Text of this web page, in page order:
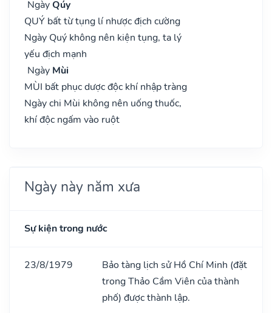
NgàyQúy
QUÝ bất từ tụng lí nhược địch cường
Ngày Quý không nên kiện tụng, ta lý
yếu địch mạnh
Ngày Mùi
MÙI bất phục dược độc khí nhập tràng
Ngày chi Mùi không nên uống thuốc,
khí độc ngấm vào ruột
Ngày này năm xưa
Sự kiện trong nước
23/8/1979
Bảo tàng lịch sử Hồ Chí Minh (đặt
trong Thảo Cầm Viên của thành
phố) được thành lập.